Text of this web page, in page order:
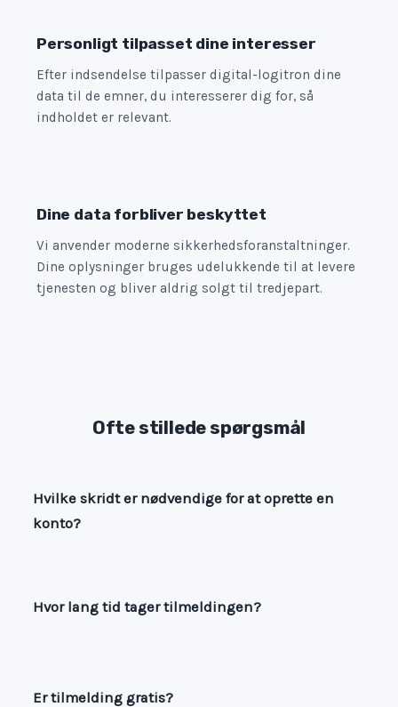
Personligt tilpasset dine interesser
Efter indsendelse tilpasser digital-logitron dine
data til de emner, du interesserer dig for, så
indholdet er relevant.
Dine data forbliver beskyttet
Vi anvender moderne sikkerhedsforanstaltninger.
Dine oplysninger bruges udelukkende til at levere
tjenesten og bliver aldrig solgt til tredjepart.
Ofte stillede spørgsmål
Hvilke skridt er nødvendige for at oprette en
konto?
Hvor lang tid tager tilmeldingen?
Er tilmelding gratis?